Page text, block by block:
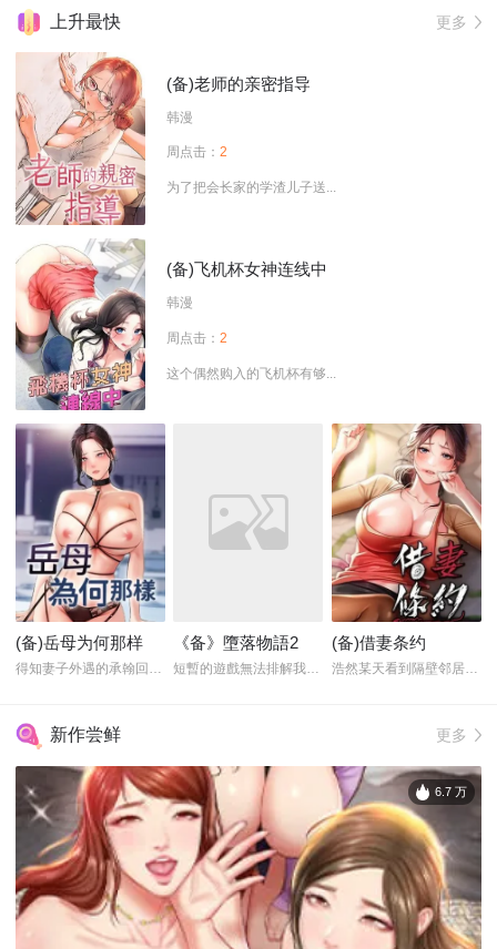
上升最快 更多
(备)老师的亲密指导
韩漫
周点击： 2
为了把会长家的学渣儿子送...
(备)飞机杯女神连线中
韩漫
周点击： 2
这个偶然购入的飞机杯有够...
(备)岳母为何那样
得知妻子外遇的承翰回到了...
《备》墮落物語2
短暫的遊戲無法排解我的慾...
(备)借妻条约
浩然某天看到隔壁邻居被偷...
新作尝鲜 更多
6.7 万